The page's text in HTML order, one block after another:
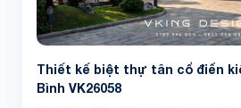
Thiết kế biệt thự tân cổ điển
Bình VK26058